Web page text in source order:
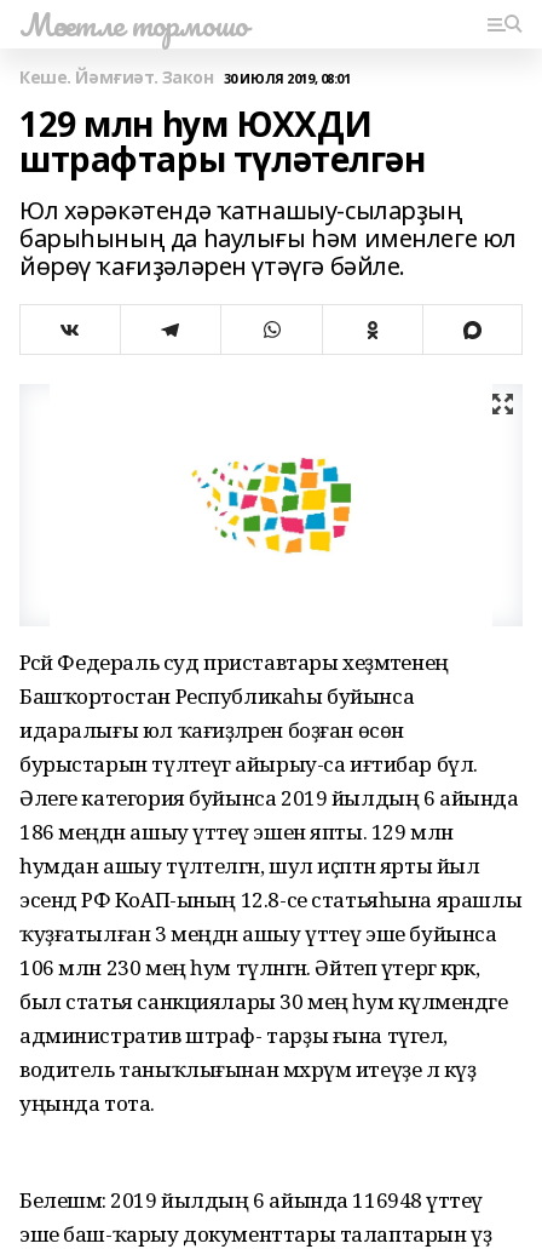
Мәсетле тормошо
Кеше. Йәмғиәт. Закон 30 ИЮЛЯ 2019, 08:01
129 млн һум ЮХХДИ
штрафтары түләтелгән
Юл хәрәкәтендә ҡатнашыу-сыларҙың
барыһының да һаулығы һәм именлеге юл
йөрөү ҡағиҙәләрен үтәүгә бәйле.
Рәсәй Федераль суд приставтары хеҙмәтенең
Башҡортостан Республикаһы буйынса
идаралығы юл ҡағиҙәләрен боҙған өсөн
бурыстарын түләтеүгә айырыу-са иғтибар бүлә.
Әлеге категория буйынса 2019 йылдың 6 айында
186 меңдән ашыу үтәтеү эшен япты. 129 млн
һумдан ашыу түләтелгән, шул иҫәптән ярты йыл
эсендә РФ КоАП-ының 12.8-се статьяһына ярашлы
ҡуҙғатылған 3 меңдән ашыу үтәтеү эше буйынса
106 млн 230 мең һум түләнгән. Әйтеп үтергә кәрәк,
был статья санкциялары 30 мең һум күләмендәге
административ штраф- тарҙы ғына түгел,
водитель таныҡлығынан мәхрүм итеүҙе лә күҙ
уңында тота.
Белешмә: 2019 йылдың 6 айында 116948 үтәтеү
эше баш-ҡарыу документтары талаптарын үҙ